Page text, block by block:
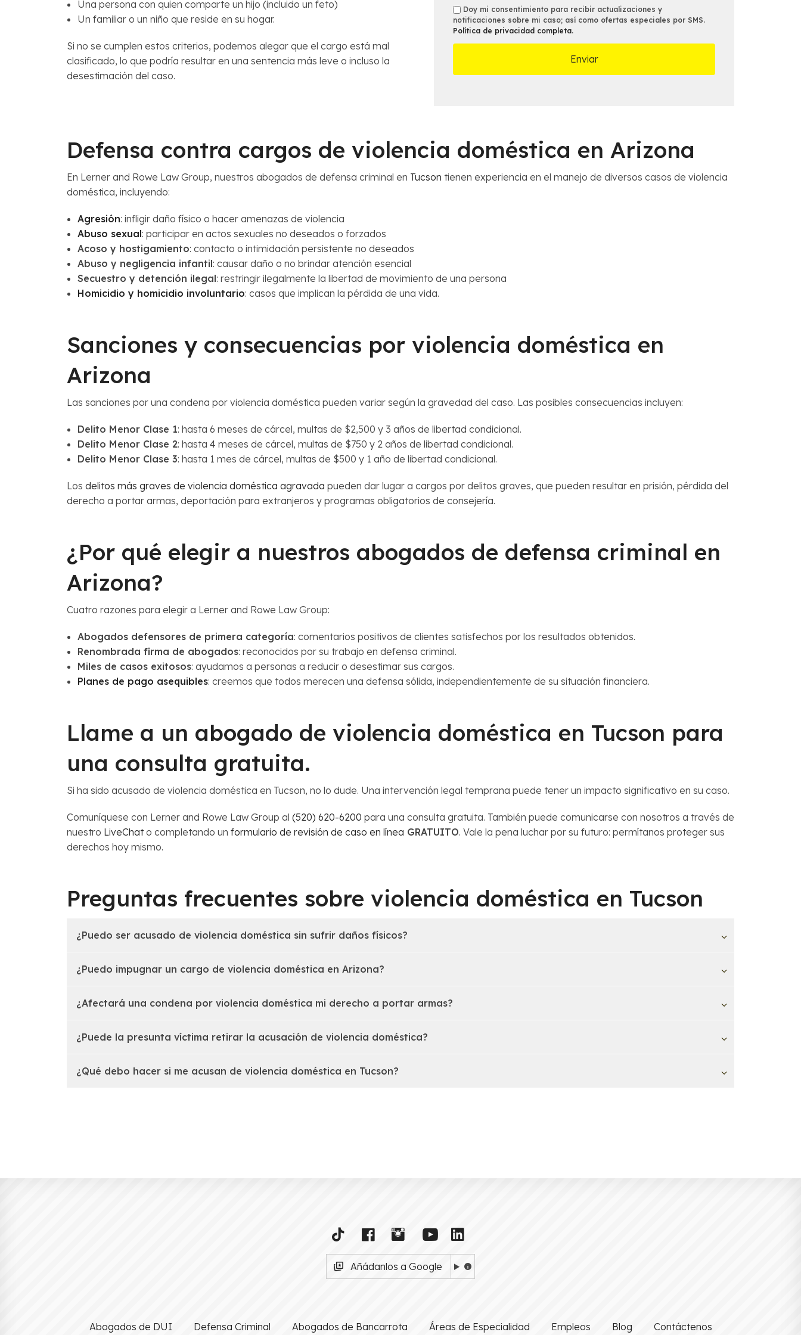
Una persona con quien comparte un hijo (incluido un feto)
Un familiar o un niño que reside en su hogar.
Si no se cumplen estos criterios, podemos alegar que el cargo está mal
clasificado, lo que podría resultar en una sentencia más leve o incluso la
desestimación del caso.
*
n
o
*
i
c
i
n
a
a
t
a
l
l
s
s
m
s
Doy mi consentimiento para recibir actualizaciones y
notificaciones sobre mi caso; así como ofertas especiales por SMS.
Política de privacidad completa.
Defensa contra cargos de violencia doméstica en Arizona
En Lerner and Rowe Law Group, nuestros abogados de defensa criminal en Tucson tienen experiencia en el manejo de diversos casos de violencia
doméstica, incluyendo:
Agresión: infligir daño físico o hacer amenazas de violencia
Abuso sexual: participar en actos sexuales no deseados o forzados
Acoso y hostigamiento: contacto o intimidación persistente no deseados
Abuso y negligencia infantil: causar daño o no brindar atención esencial
Secuestro y detención ilegal: restringir ilegalmente la libertad de movimiento de una persona
Homicidio y homicidio involuntario: casos que implican la pérdida de una vida.
Sanciones y consecuencias por violencia doméstica en
Arizona
Las sanciones por una condena por violencia doméstica pueden variar según la gravedad del caso. Las posibles consecuencias incluyen:
Delito Menor Clase 1: hasta 6 meses de cárcel, multas de $2,500 y 3 años de libertad condicional.
Delito Menor Clase 2: hasta 4 meses de cárcel, multas de $750 y 2 años de libertad condicional.
Delito Menor Clase 3: hasta 1 mes de cárcel, multas de $500 y 1 año de libertad condicional.
Los delitos más graves de violencia doméstica agravada pueden dar lugar a cargos por delitos graves, que pueden resultar en prisión, pérdida del
derecho a portar armas, deportación para extranjeros y programas obligatorios de consejería.
¿Por qué elegir a nuestros abogados de defensa criminal en
Arizona?
Cuatro razones para elegir a Lerner and Rowe Law Group:
Abogados defensores de primera categoría: comentarios positivos de clientes satisfechos por los resultados obtenidos.
Renombrada firma de abogados: reconocidos por su trabajo en defensa criminal.
Miles de casos exitosos: ayudamos a personas a reducir o desestimar sus cargos.
Planes de pago asequibles: creemos que todos merecen una defensa sólida, independientemente de su situación financiera.
Llame a un abogado de violencia doméstica en Tucson para
una consulta gratuita.
Si ha sido acusado de violencia doméstica en Tucson, no lo dude. Una intervención legal temprana puede tener un impacto significativo en su caso.
Comuníquese con Lerner and Rowe Law Group al (520) 620-6200 para una consulta gratuita. También puede comunicarse con nosotros a través de
nuestro LiveChato completando un formulario de revisión de caso en línea GRATUITO. Vale la pena luchar por su futuro: permítanos proteger sus
derechos hoy mismo.
Preguntas frecuentes sobre violencia doméstica en Tucson
¿Puedo ser acusado de violencia doméstica sin sufrir daños físicos?
¿Puedo impugnar un cargo de violencia doméstica en Arizona?
¿Afectará una condena por violencia doméstica mi derecho a portar armas?
¿Puede la presunta víctima retirar la acusación de violencia doméstica?
¿Qué debo hacer si me acusan de violencia doméstica en Tucson?
Añádanlos a Google
Abogados de DUI Defensa Criminal Abogados de Bancarrota Áreas de Especialidad Empleos Blog Contáctenos